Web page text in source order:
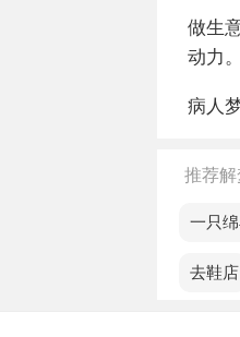
做生
动力
病人
推荐解
梦见一只
梦见去鞋店